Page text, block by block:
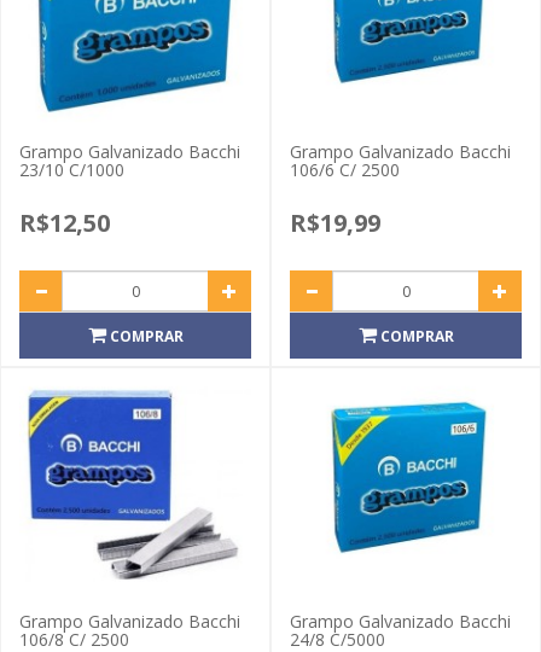
Grampo Galvanizado Bacchi
23/10 C/1000
R$12,50
COMPRAR
Grampo Galvanizado Bacchi
106/6 C/ 2500
R$19,99
COMPRAR
Grampo Galvanizado Bacchi
106/8 C/ 2500
Grampo Galvanizado Bacchi
24/8 C/5000